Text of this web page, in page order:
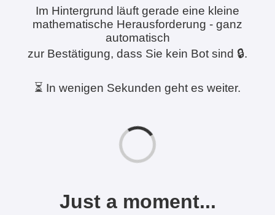
Im Hintergrund läuft gerade eine kleine
mathematische Herausforderung - ganz
automatisch
zur Bestätigung, dass Sie kein Bot sind 🔒.
⏳ In wenigen Sekunden geht es weiter.
Just a moment...